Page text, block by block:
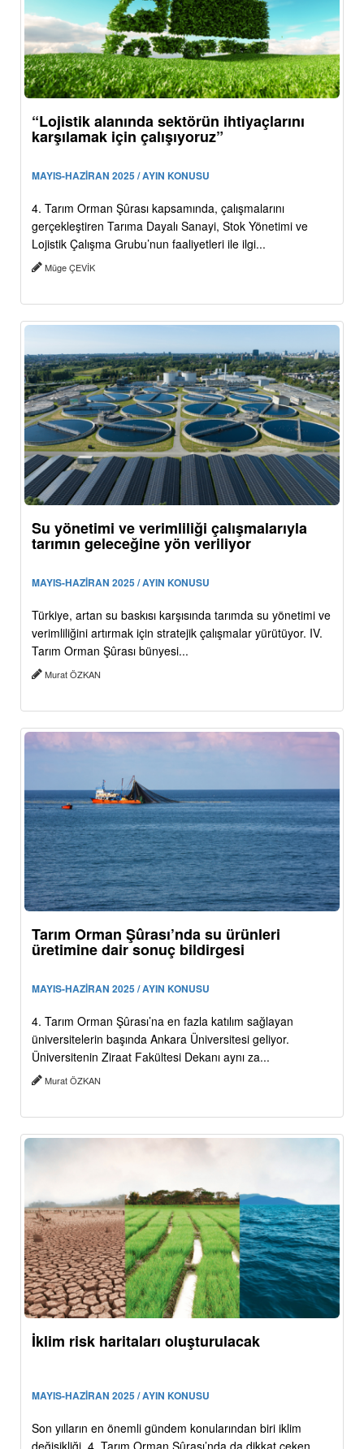
“Lojistik alanında sektörün ihtiyaçlarını
karşılamak için çalışıyoruz”
MAYIS-HAZİRAN 2025 / AYIN KONUSU
4. Tarım Orman Şûrası kapsamında, çalışmalarını
gerçekleştiren Tarıma Dayalı Sanayi, Stok Yönetimi ve
Lojistik Çalışma Grubu’nun faaliyetleri ile ilgi...
Müge ÇEVİK
Su yönetimi ve verimliliği çalışmalarıyla
tarımın geleceğine yön veriliyor
MAYIS-HAZİRAN 2025 / AYIN KONUSU
Türkiye, artan su baskısı karşısında tarımda su yönetimi ve
verimliliğini artırmak için stratejik çalışmalar yürütüyor. IV.
Tarım Orman Şûrası bünyesi...
Murat ÖZKAN
Tarım Orman Şûrası’nda su ürünleri
üretimine dair sonuç bildirgesi
MAYIS-HAZİRAN 2025 / AYIN KONUSU
4. Tarım Orman Şûrası’na en fazla katılım sağlayan
üniversitelerin başında Ankara Üniversitesi geliyor.
Üniversitenin Ziraat Fakültesi Dekanı aynı za...
Murat ÖZKAN
İklim risk haritaları oluşturulacak
MAYIS-HAZİRAN 2025 / AYIN KONUSU
Son yılların en önemli gündem konularından biri iklim
değişikliği. 4. Tarım Orman Şûrası’nda da dikkat çeken